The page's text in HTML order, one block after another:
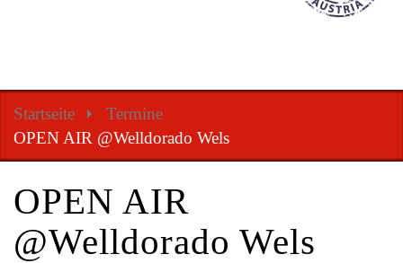
Startseite
Termine
OPEN AIR @Welldorado Wels
OPEN AIR
@Welldorado Wels